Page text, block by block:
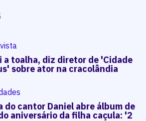
a toalha, diz diretor de 'Cidade
sobre ator na cracolândia
do cantor Daniel abre álbum de
aniversário da filha caçula: '2